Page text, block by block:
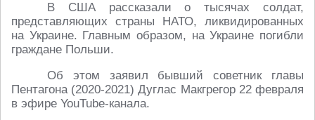
В США рассказали о тысячах солдат,
представляющих страны НАТО, ликвидированных
на Украине. Главным образом, на Украине погибли
граждане Польши.
Об этом заявил бывший советник главы
Пентагона (2020-2021) Дуглас Макгрегор 22 февраля
в эфире YouTube-канала.